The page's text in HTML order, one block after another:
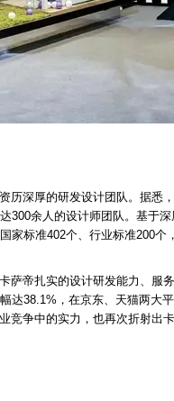
历深厚的研发设计团队。据悉
300余人的设计师团队。基于
家标准402个、行业标准200个
萨帝扎实的设计研发能力、服
达38.1%，在京东、天猫两大
竞争中的实力，也再次折射出